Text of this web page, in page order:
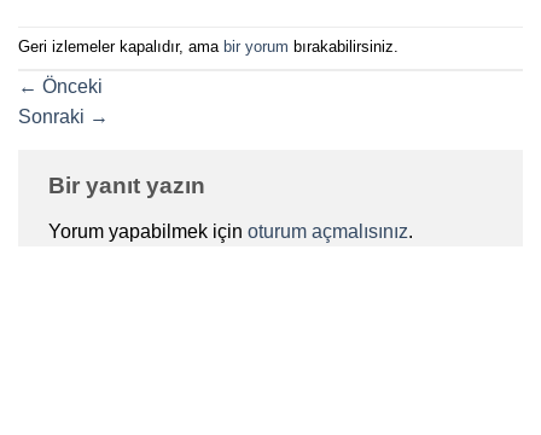
Geri izlemeler kapalıdır, ama bir yorum bırakabilirsiniz.
← Önceki
Sonraki →
Bir yanıt yazın
Yorum yapabilmek için oturum açmalısınız.